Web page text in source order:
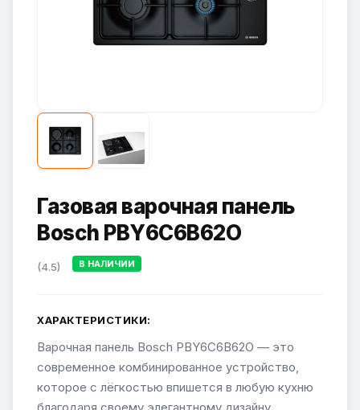
Газовая варочная панель
Bosch PBY6C6B62O
(4.5) В НАЛИЧИИ
ХАРАКТЕРИСТИКИ:
Варочная панель Bosch PBY6C6B62O — это
современное комбинированное устройство,
которое с лёгкостью впишется в любую кухню